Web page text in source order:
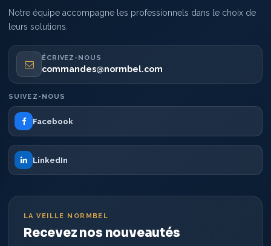
Notre équipe accompagne les professionnels dans le choix de
leurs solutions.
ÉCRIVEZ-NOUS
commandes@normbel.com
SUIVEZ-NOUS
Facebook
LinkedIn
LA VEILLE NORMBEL
Recevez nos nouveautés